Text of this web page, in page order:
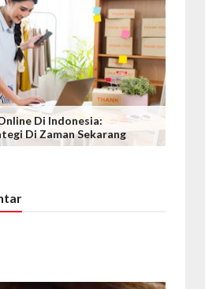
Di Indonesia:
Di Zaman Sekarang